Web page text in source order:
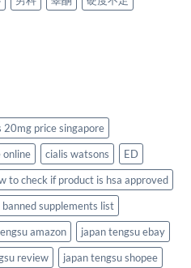
20mg price singapore
online cialis watsons
ED
to check if product is hsa approved
banned supplements list
amazon
japan tengsu ebay
review
japan tengsu shopee